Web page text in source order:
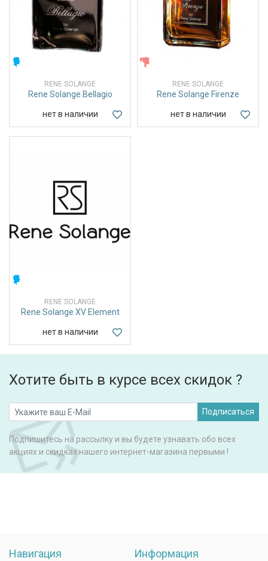
RENE SOLANGE
Rene Solange Bellagio
нет в наличии
RENE SOLANGE
Rene Solange Firenze
нет в наличии
RENE SOLANGE
Rene Solange XV Element
нет в наличии
Хотите быть в курсе всех скидок ?
Подписаться
Подпишитесь на рассылку и вы будете узнавать обо всех
акциях и скидках нашего интернет-магазина первыми !
Навигация Информация